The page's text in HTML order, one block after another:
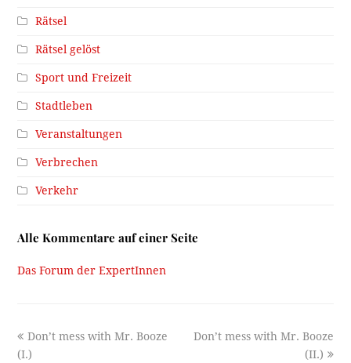
Rätsel
Rätsel gelöst
Sport und Freizeit
Stadtleben
Veranstaltungen
Verbrechen
Verkehr
Alle Kommentare auf einer Seite
Das Forum der ExpertInnen
previous
post:
Don’t mess with Mr. Booze
(I.)
next
Don’t mess with Mr. Booze
(II.)